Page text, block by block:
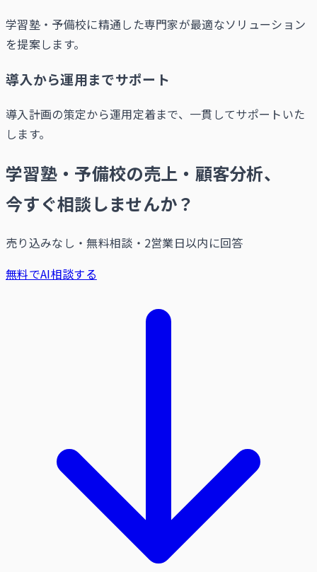
学習塾・予備校に精通した専門家が最適なソリューション
を提案します。
導入から運用までサポート
導入計画の策定から運用定着まで、一貫してサポートいた
します。
学習塾・予備校の売上・顧客分析、
今すぐ相談しませんか？
売り込みなし・無料相談・2営業日以内に回答
無料でAI相談する